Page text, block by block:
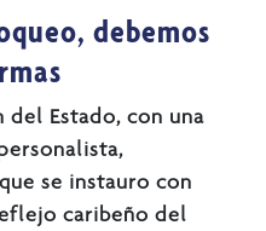
debemos
Estado, con una
se instauro con
caribeño del